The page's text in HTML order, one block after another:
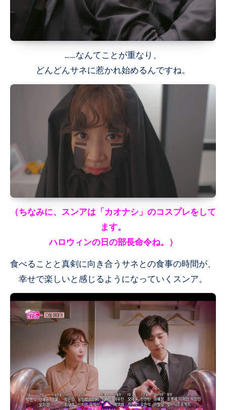
……なんてことが重なり、
どんどんサネに惹かれ始めるんですね。
（ちなみに、スンアは「カオナシ」のコスプレをして
ます。
ハロウィンの日の部長命令ね。）
食べることと真剣に向き合うサネとの食事の時間が、
幸せで楽しいと感じるようになっていくスンア。